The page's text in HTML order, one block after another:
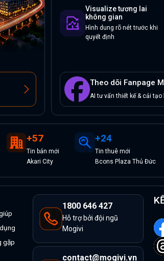
Visualize tương lai
không gian
Hình dung rõ nét trước khi
quyết định
Theo dõi Fanpage
AI tư vấn thiết kế & cải tạo
+57
Tin bán mới
Akari City
+24
Tinthuêmới
Bcons Plaza Thủ Đức
gặp
1800 646 427
Hỗ trợ bởi đội ngũ
Mogivi
contact@mogivi.vn